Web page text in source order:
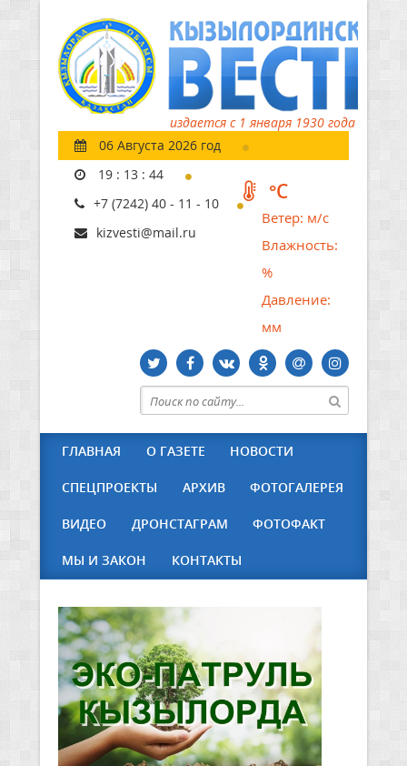
издается с 1 января 1930 года
06 Августа 2026 год
19 : 13 : 45
+7 (7242) 40 - 11 - 10
kizvesti@mail.ru
°C
Ветер: м/с
Влажность:
%
Давление:
мм
ГЛАВНАЯ О ГАЗЕТЕ НОВОСТИ
СПЕЦПРОЕКТЫ АРХИВ ФОТОГАЛЕРЕЯ
ВИДЕО ДРОНСТАГРАМ ФОТОФАКТ
МЫ И ЗАКОН КОНТАКТЫ